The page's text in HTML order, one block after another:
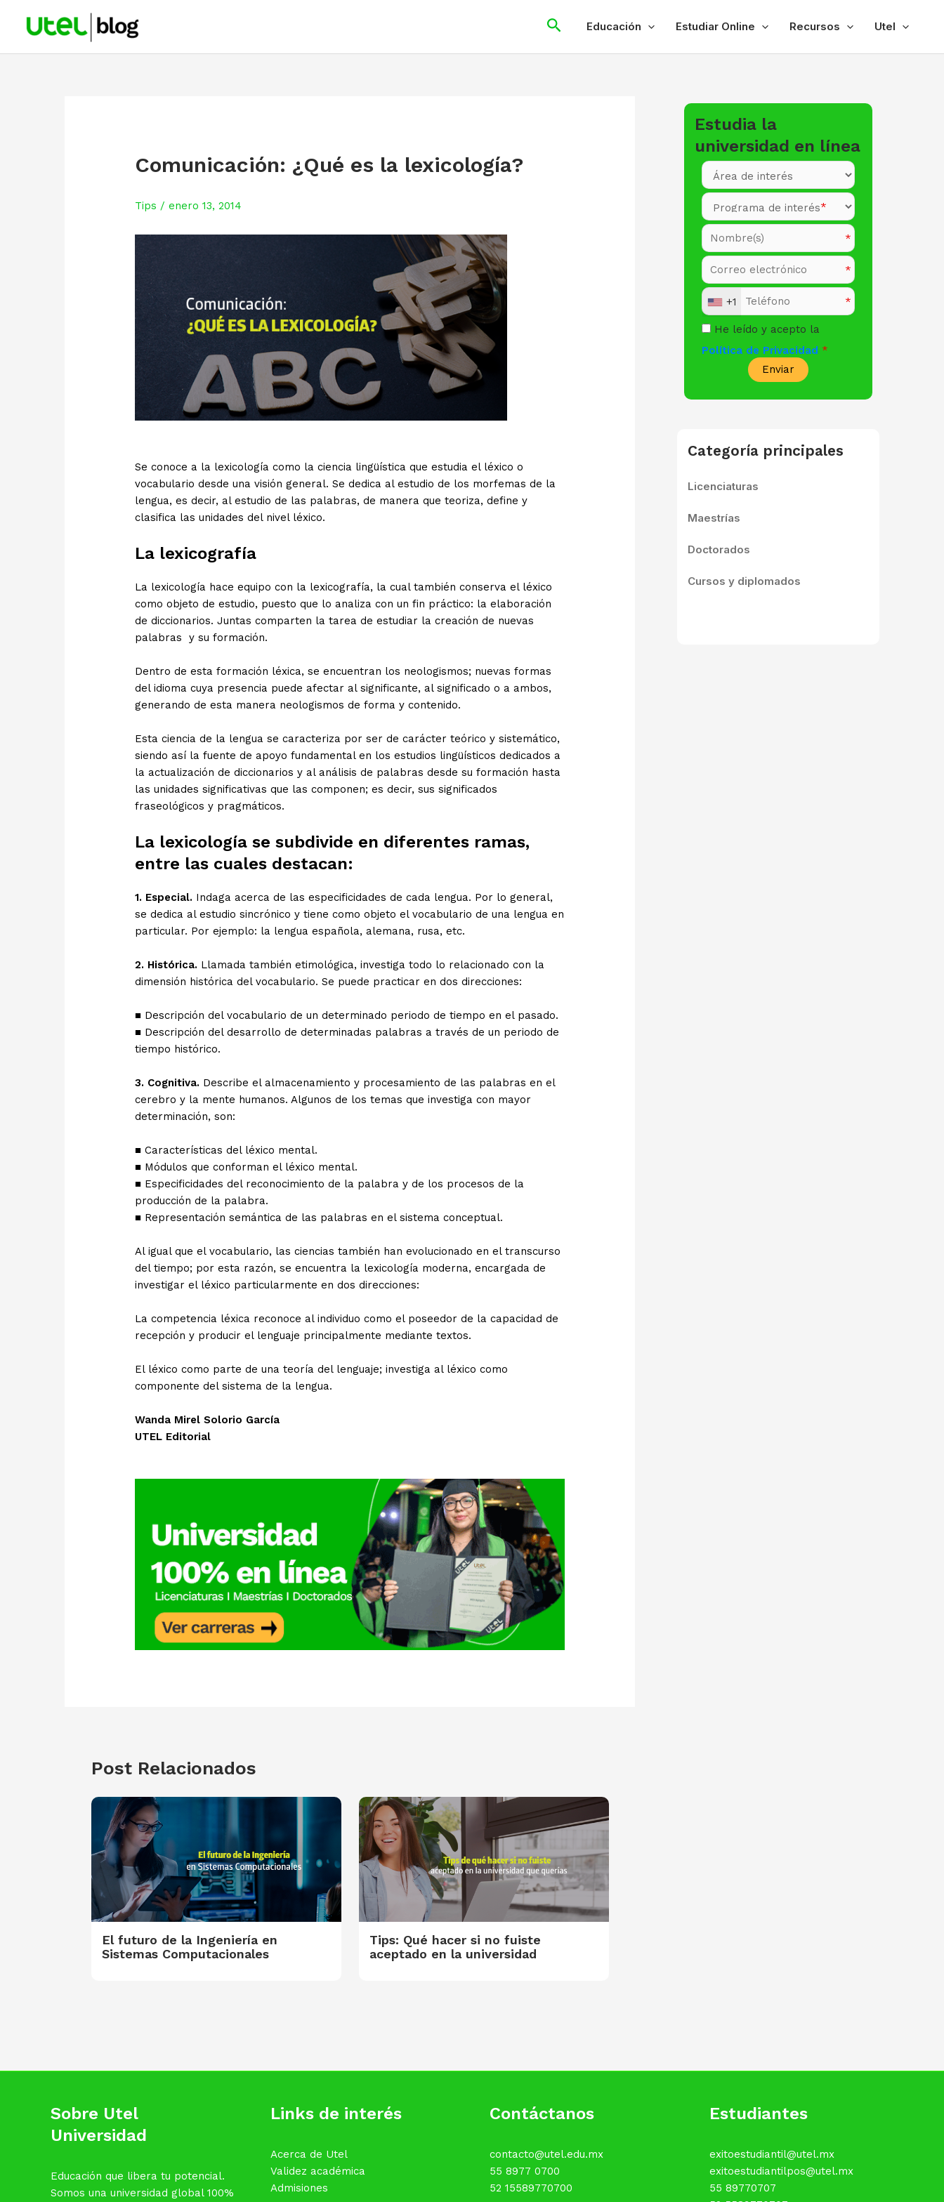
SearchEducación Estudiar Online Recursos Utel
Comunicación: ¿Qué es la lexicología?
Tips /enero 13, 2014
Se conoce a la lexicología como la ciencia lingüística que estudia el léxico o
vocabulario desde una visión general. Se dedica al estudio de los morfemas de la
lengua, es decir, al estudio de las palabras, de manera que teoriza, define y
clasifica las unidades del nivel léxico.
La lexicografía
La lexicología hace equipo con la lexicografía, la cual también conserva el léxico
como objeto de estudio, puesto que lo analiza con un fin práctico: la elaboración
de diccionarios. Juntas comparten la tarea de estudiar la creación de nuevas
palabras y su formación.
Dentro de esta formación léxica, se encuentran los neologismos; nuevas formas
del idioma cuya presencia puede afectar al significante, al significado o a ambos,
generando de esta manera neologismos de forma y contenido.
Esta ciencia de la lengua se caracteriza por ser de carácter teórico y sistemático,
siendo así la fuente de apoyo fundamental en los estudios lingüísticos dedicados a
la actualización de diccionarios y al análisis de palabras desde su formación hasta
las unidades significativas que las componen; es decir, sus significados
fraseológicos y pragmáticos.
La lexicología se subdivide en diferentes ramas,
entre las cuales destacan:
1. Especial. Indaga acerca de las especificidades de cada lengua. Por lo general,
se dedica al estudio sincrónico y tiene como objeto el vocabulario de una lengua en
particular. Por ejemplo: la lengua española, alemana, rusa, etc.
2. Histórica. Llamada también etimológica, investiga todo lo relacionado con la
dimensión histórica del vocabulario. Se puede practicar en dos direcciones:
■ Descripción del vocabulario de un determinado periodo de tiempo en el pasado.
■ Descripción del desarrollo de determinadas palabras a través de un periodo de
tiempo histórico.
3. Cognitiva. Describe el almacenamiento y procesamiento de las palabras en el
cerebro y la mente humanos. Algunos de los temas que investiga con mayor
determinación, son:
■ Características del léxico mental.
■ Módulos que conforman el léxico mental.
■ Especificidades del reconocimiento de la palabra y de los procesos de la
producción de la palabra.
■ Representación semántica de las palabras en el sistema conceptual.
Al igual que el vocabulario, las ciencias también han evolucionado en el transcurso
del tiempo; por esta razón, se encuentra la lexicología moderna, encargada de
investigar el léxico particularmente en dos direcciones:
La competencia léxica reconoce al individuo como el poseedor de la capacidad de
recepción y producir el lenguaje principalmente mediante textos.
El léxico como parte de una teoría del lenguaje; investiga al léxico como
componente del sistema de la lengua.
Wanda Mirel Solorio García
UTEL Editorial
Post Relacionados
El futuro de la Ingeniería en
Sistemas Computacionales
Tips: Qué hacer si no fuiste
aceptado en la universidad
Estudia la
universidad en línea
+1
He leído y acepto la
Política de Privacidad
Enviar
Categoría principales
Licenciaturas
Maestrías
Doctorados
Cursos y diplomados
Sobre Utel
Universidad
Educación que libera tu potencial.
Somos una universidad global 100%
Links de interés
Acerca de Utel
Validez académica
Admisiones
Contáctanos
contacto@utel.edu.mx
55 8977 0700
52 15589770700
Estudiantes
exitoestudiantil@utel.mx
exitoestudiantilpos@utel.mx
55 89770707